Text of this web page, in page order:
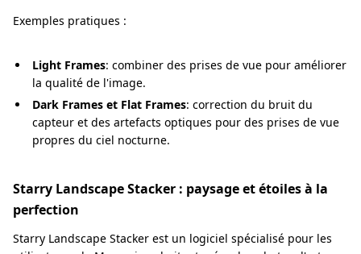
Exemples pratiques :
Light Frames: combiner des prises de vue pour améliorer
la qualité de l'image.
Dark Frames et Flat Frames: correction du bruit du
capteur et des artefacts optiques pour des prises de vue
propres du ciel nocturne.
Starry Landscape Stacker : paysage et étoiles à la
perfection
Starry Landscape Stacker est un logiciel spécialisé pour les